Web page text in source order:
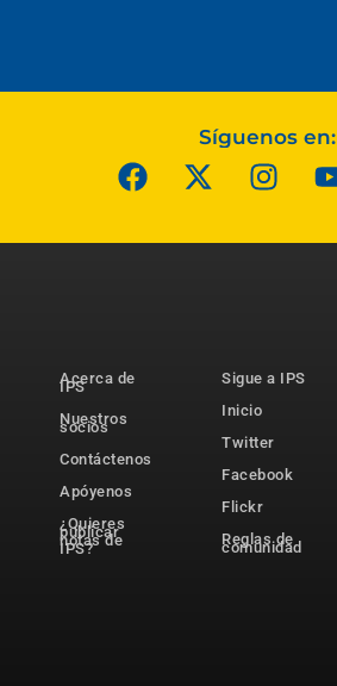
Síguenos en:
Acerca de
IPS
Nuestros
socios
Contáctenos
Apóyenos
¿Quieres
publicar
notas de
IPS?
Sigue a IPS
Inicio
Twitter
Facebook
Flickr
Reglas de
comunidad